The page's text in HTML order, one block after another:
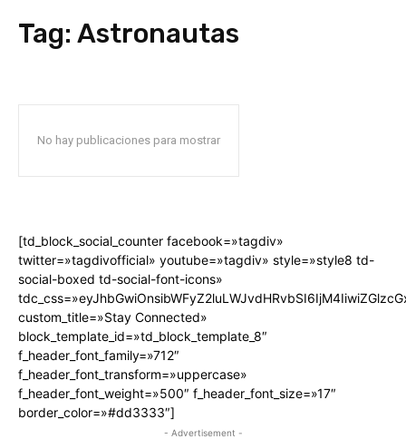
Tag: Astronautas
No hay publicaciones para mostrar
[td_block_social_counter facebook=»tagdiv»
twitter=»tagdivofficial» youtube=»tagdiv» style=»style8 td-
social-boxed td-social-font-icons»
custom_title=»Stay Connected»
block_template_id=»td_block_template_8″
f_header_font_family=»712″
f_header_font_transform=»uppercase»
f_header_font_weight=»500″ f_header_font_size=»17″
border_color=»#dd3333″]
- Advertisement -